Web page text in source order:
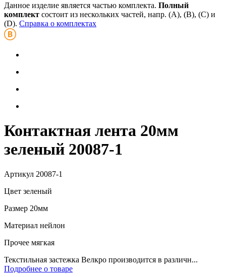
Данное изделие является частью комплекта. Полный
комплект состоит из нескольких частей, напр. (А), (B), (С) и
(D). Справка о комплектах
Контактная лента 20мм
зеленый 20087-1
Артикул 20087-1
Цвет зеленый
Размер 20мм
Материал нейлон
Прочее мягкая
Текстильная застежка Велкро производится в различн...
Подробнее о товаре